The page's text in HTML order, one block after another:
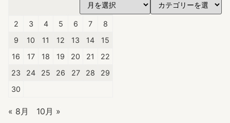
1
2
3 4 5 6 7
8
9
10 11 12 13 14
15
16
17 18 19 20 21
22
23
24 25 26 27 28
29
30
« 8月 10月 »